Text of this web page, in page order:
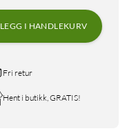
LEGG I HANDLEKURV
Fri retur
Hent i butikk, GRATIS!